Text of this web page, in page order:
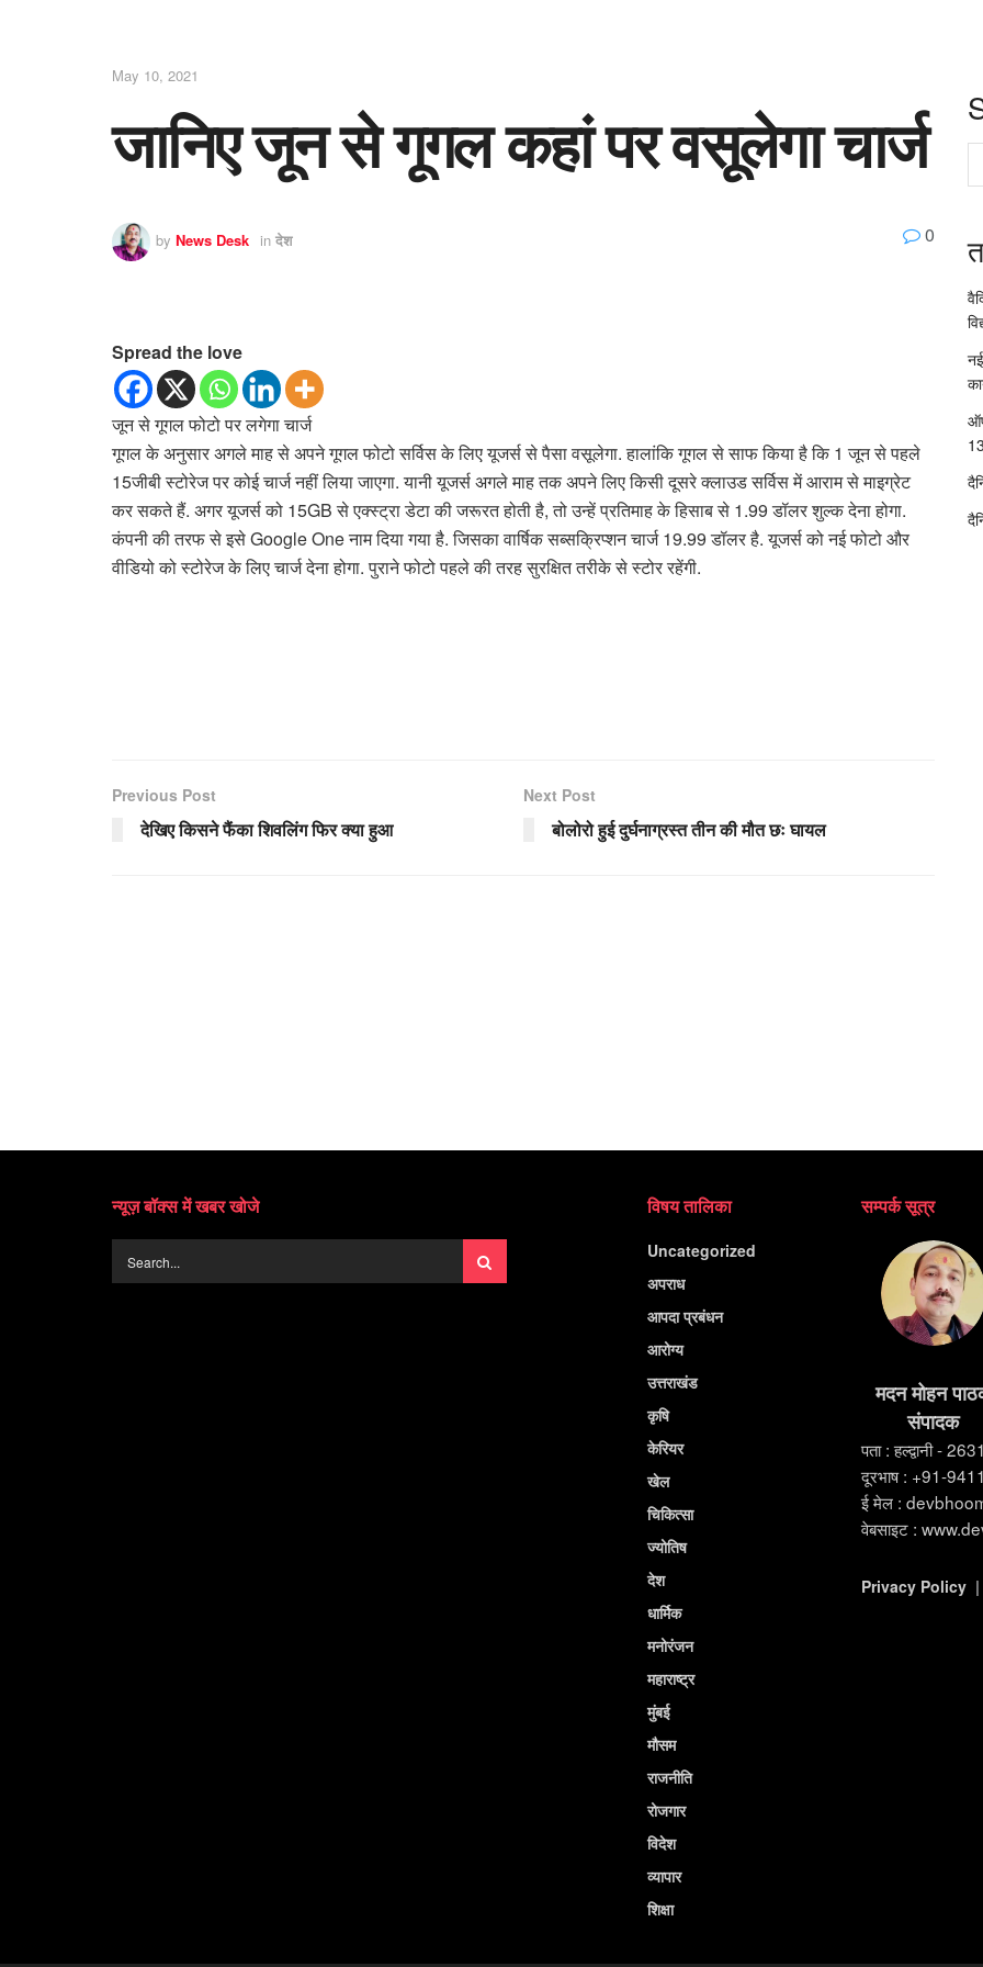
May 10, 2021
जानिए जून से गूगल कहां पर वसूलेगा चार्ज
by News Desk in देश 0
Spread the love
जून से गूगल फोटो पर लगेगा चार्ज
गूगल के अनुसार अगले माह से अपने गूगल फोटो सर्विस के लिए यूजर्स से पैसा वसूलेगा. हालांकि गूगल से साफ किया है कि 1 जून से पहले
15जीबी स्टोरेज पर कोई चार्ज नहीं लिया जाएगा. यानी यूजर्स अगले माह तक अपने लिए किसी दूसरे क्लाउड सर्विस में आराम से माइग्रेट
कर सकते हैं. अगर यूजर्स को 15GB से एक्स्ट्रा डेटा की जरूरत होती है, तो उन्हें प्रतिमाह के हिसाब से 1.99 डॉलर शुल्क देना होगा.
कंपनी की तरफ से इसे Google One नाम दिया गया है. जिसका वार्षिक सब्सक्रिप्शन चार्ज 19.99 डॉलर है. यूजर्स को नई फोटो और
वीडियो को स्टोरेज के लिए चार्ज देना होगा. पुराने फोटो पहले की तरह सुरक्षित तरीके से स्टोर रहेंगी.
Previous Post
देखिए किसने फैंका शिवलिंग फिर क्या हुआ
Next Post
बोलोरो हुई दुर्घनाग्रस्त तीन की मौत छः घायल
न्यूज़ बॉक्स में खबर खोजे विषय तालिका
Uncategorized
अपराध
आपदा प्रबंधन
आरोग्य
उत्तराखंड
कृषि
केरियर
खेल
चिकित्सा
ज्योतिष
देश
धार्मिक
मनोरंजन
महाराष्ट्र
मुंबई
मौसम
राजनीति
रोजगार
विदेश
व्यापार
शिक्षा
सम्पर्क सूत्र
मदन मोहन
संपादक
पता : हल्द्वानी -
दूरभाष : +91-
ई मेल :
वेबसाइट :
Privacy Policy|